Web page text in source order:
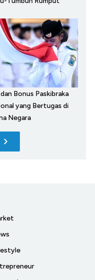
Bonus Paskibraka
yang Bertugas di
Negara